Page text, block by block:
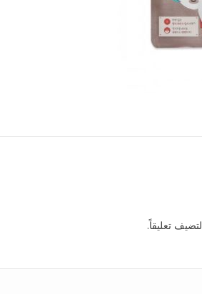
لتضيف تعليقاً.